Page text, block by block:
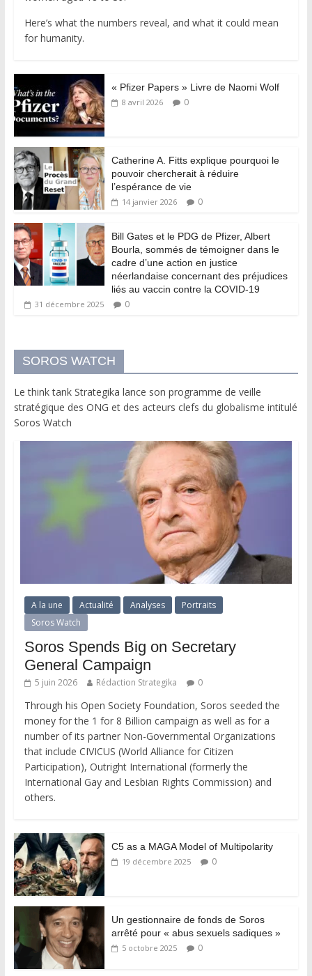
Here’s what the numbers reveal, and what it could mean
for humanity.
« Pfizer Papers » Livre de Naomi Wolf
8 avril 2026 0
Catherine A. Fitts explique pourquoi le
pouvoir chercherait à réduire
l’espérance de vie
14 janvier 2026 0
Bill Gates et le PDG de Pfizer, Albert
Bourla, sommés de témoigner dans le
cadre d’une action en justice
néerlandaise concernant des préjudices
liés au vaccin contre la COVID-19
31 décembre 2025 0
SOROS WATCH
Le think tank Strategika lance son programme de veille
stratégique des ONG et des acteurs clefs du globalisme intitulé
Soros Watch
A la une Actualité Analyses
Portraits
Soros Watch
Soros Spends Big on Secretary
General Campaign
5 juin 2026 Rédaction Strategika 0
Through his Open Society Foundation, Soros seeded the
money for the 1 for 8 Billion campaign as well as for a
number of its partner Non-Governmental Organizations
that include CIVICUS (World Alliance for Citizen
Participation), Outright International (formerly the
International Gay and Lesbian Rights Commission) and
others.
C5 as a MAGA Model of Multipolarity
19 décembre 2025 0
Un gestionnaire de fonds de Soros
arrêté pour « abus sexuels sadiques »
5 octobre 2025 0